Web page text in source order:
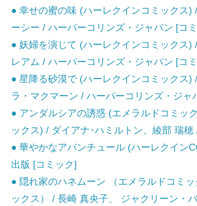
● 幸せの蜜の味 (ハーレクインコミックス)
ーシー / ハーパーコリンズ・ジャパン [コ
● 妖婦を演じて (ハーレクインコミックス)
レアム / ハーパーコリンズ・ジャパン [コ
● 星降る砂漠で (ハーレクインコミックス)
ラ・マクマーン / ハーパーコリンズ・ジャ
● アンダルシアの誘惑 (エメラルドコミッ
ックス) / ダイアナ･ハミルトン、綾部 瑞
● 華やかなアバンチュール (ハーレクイン
出版 [コミック]
● 隠れ家のハネムーン （エメラルドコミ
ックス） / 長崎 真央子、 ジャクリーン・